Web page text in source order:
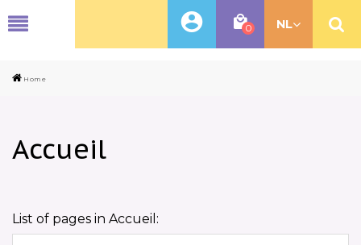
0 NL
Home
Accueil
List of pages in Accueil: